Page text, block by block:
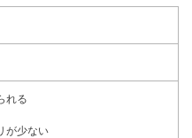
れる
が少ない